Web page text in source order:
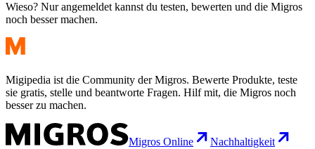
Wieso? Nur angemeldet kannst du testen, bewerten und die Migros
noch besser machen.
Migipedia ist die Community der Migros. Bewerte Produkte, teste
sie gratis, stelle und beantworte Fragen. Hilf mit, die Migros noch
besser zu machen.
Migros Online
Nachhaltigkeit